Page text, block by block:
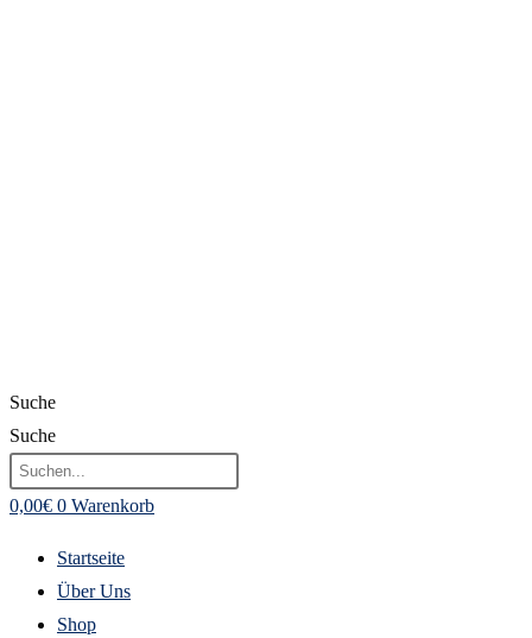
Suche
Suche
0,00€ 0 Warenkorb
Startseite
Über Uns
Shop